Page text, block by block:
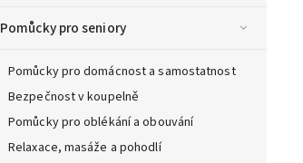
Pomůcky pro seniory
Pomůcky pro domácnost a samostatnost
Bezpečnost v koupelně
Pomůcky pro oblékání a obouvání
Relaxace, masáže a pohodlí